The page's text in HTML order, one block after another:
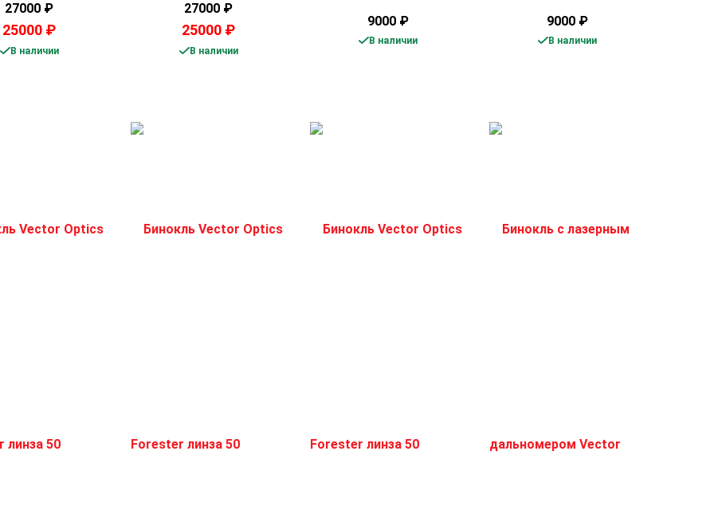
27000 ₽
25000 ₽
В наличии
27000 ₽
25000 ₽
В наличии
9000 ₽
В наличии
9000 ₽
В наличии